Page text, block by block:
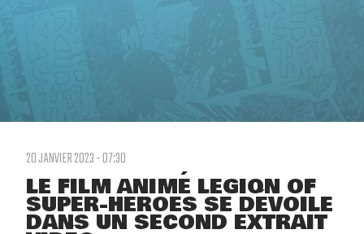
20 JANVIER 2023 - 07:30
LE FILM ANIMÉ LEGION OF
SUPER-HEROES SE DÉVOILE
DANS UN SECOND EXTRAIT